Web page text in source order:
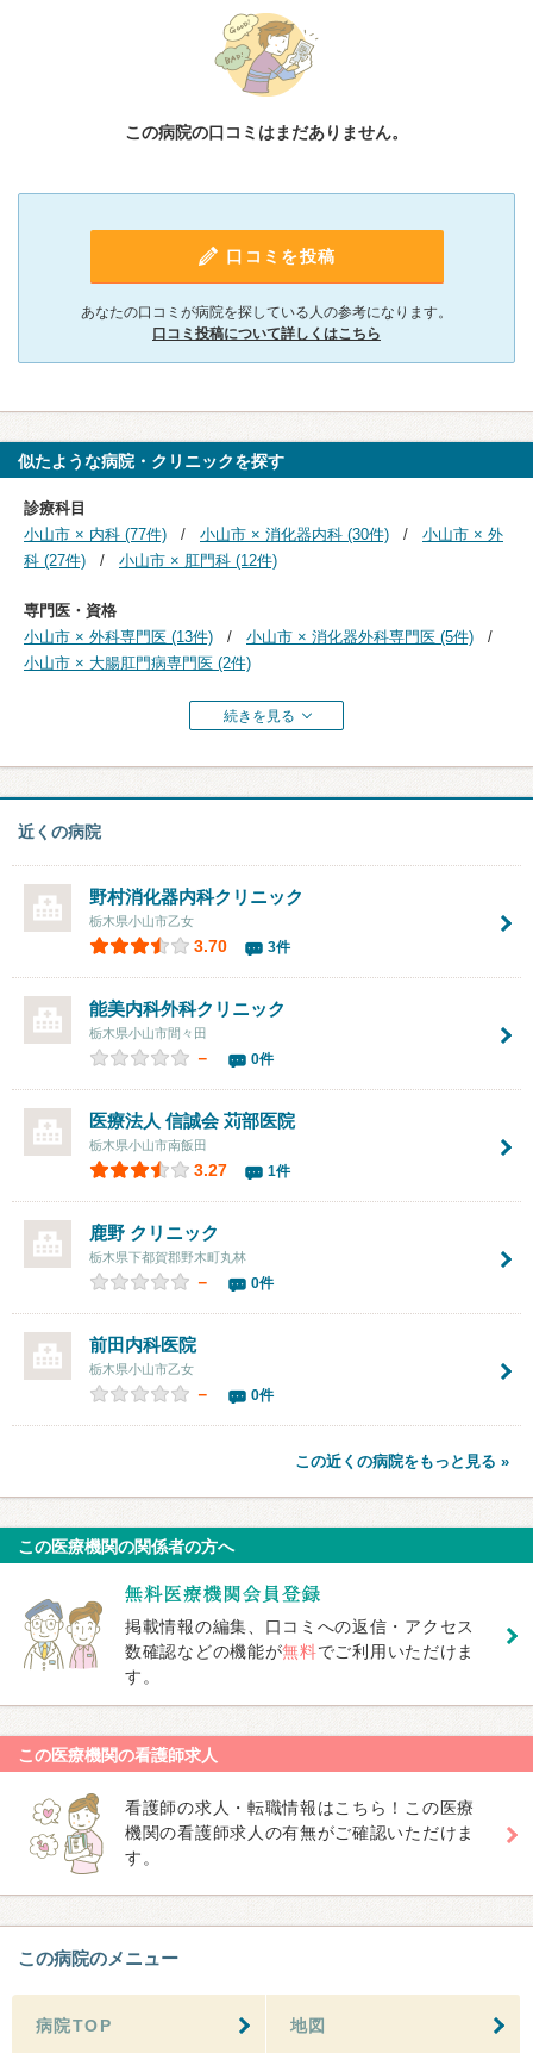
この病院の口コミはまだありません。
口コミを投稿
あなたの口コミが病院を探している人の参考になります。
口コミ投稿について詳しくはこちら
似たような病院・クリニックを探す
診療科目
小山市 × 内科 (77件)
小山市 × 消化器内科 (30件)
小山市 × 外
科 (27件)
小山市 × 肛門科 (12件)
専門医・資格
小山市 × 外科専門医 (13件)
小山市 × 消化器外科専門医 (5件)
小山市 × 大腸肛門病専門医 (2件)
続きを見る
近くの病院
野村消化器内科クリニック
栃木県小山市乙女
3.70 3件
能美内科外科クリニック
栃木県小山市間々田
－ 0件
医療法人 信誠会 苅部医院
栃木県小山市南飯田
3.27 1件
鹿野 クリニック
栃木県下都賀郡野木町丸林
－ 0件
前田内科医院
栃木県小山市乙女
－ 0件
この近くの病院をもっと見る »
この医療機関の関係者の方へ
掲載情報の編集、口コミへの返信・アクセス
数確認などの機能が無料でご利用いただけま
す。
この医療機関の看護師求人
看護師の求人・転職情報はこちら！この医療
機関の看護師求人の有無がご確認いただけま
す。
この病院のメニュー
病院TOP 地図